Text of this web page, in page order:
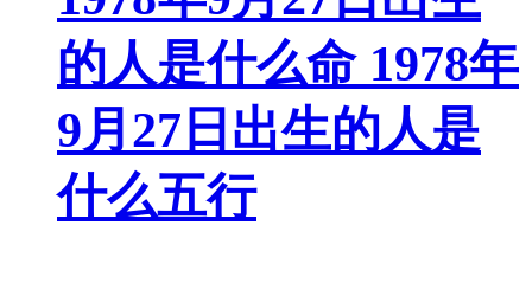
的人是什么命 1978年
9月27日出生的人是
什么五行